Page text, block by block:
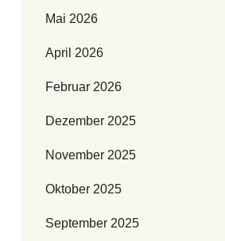
Mai 2026
April 2026
Februar 2026
Dezember 2025
November 2025
Oktober 2025
September 2025